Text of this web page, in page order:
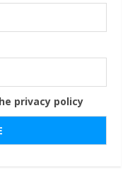
privacy policy